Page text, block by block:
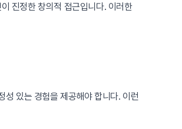
진정한 창의적 접근입니다. 이러한
성 있는 경험을 제공해야 합니다. 이런